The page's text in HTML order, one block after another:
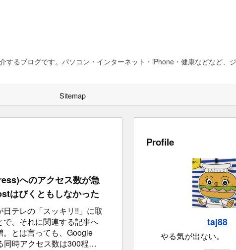
るブログです。パソコン・インターネット・iPhone・健康などなど、
Sitemap
へのアクセス数が急
はびくともしなかった
テレの「スッキリ!!」に取
で、それに関連する記事へ
。とは言っても、Google
同時アクセス数は300程度
Profile
taj88
やる気が出ない。